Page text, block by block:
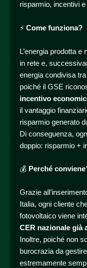
risparmio, incentivi
⚡ Come funziona?
L’energia prodotta
in rete e,
energia condivisa
poiché il GSE
incentivo
il vantaggio
risparmio generato
Di conseguenza,
doppio: risparmio +
💰 Perché
Grazie
Italia, ogni cliente
fotovoltaico viene
CER nazionale già
Inoltre, poiché non
burocrazia da
estremamente